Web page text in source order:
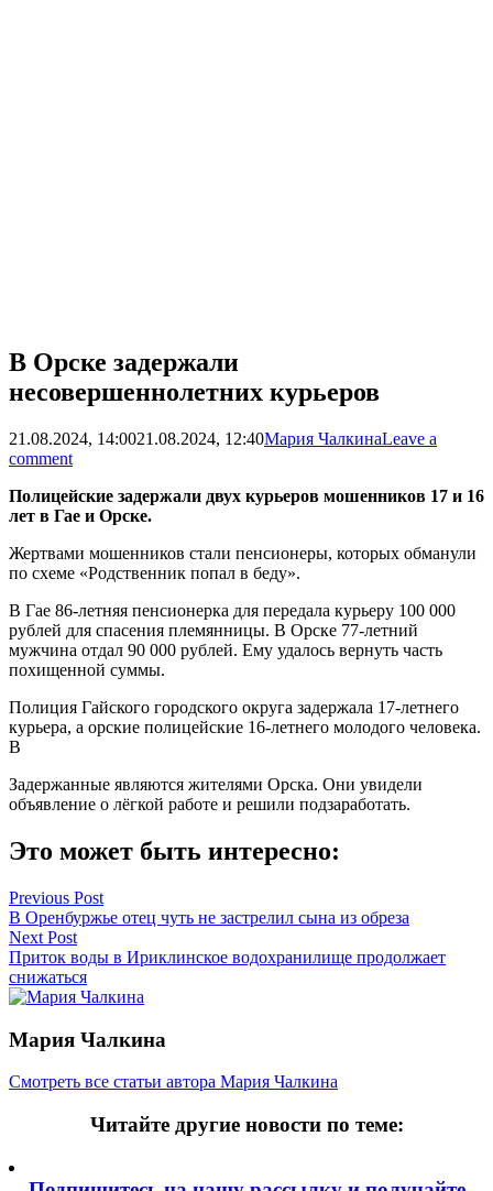
В Орске задержали
несовершеннолетних курьеров
21.08.2024, 14:0021.08.2024, 12:40Мария ЧалкинаLeave a
comment
Полицейские задержали двух курьеров мошенников 17 и 16
лет в Гае и Орске.
Жертвами мошенников стали пенсионеры, которых обманули
по схеме «Родственник попал в беду».
В Гае 86-летняя пенсионерка для передала курьеру 100 000
рублей для спасения племянницы. В Орске 77-летний
мужчина отдал 90 000 рублей. Ему удалось вернуть часть
похищенной суммы.
Полиция Гайского городского округа задержала 17-летнего
курьера, а орские полицейские 16-летнего молодого человека.
В
Задержанные являются жителями Орска. Они увидели
объявление о лёгкой работе и решили подзаработать.
Это может быть интересно:
Навигация
по
записям
Previous Post
В Оренбуржье отец чуть не застрелил сына из обреза
Next Post
Приток воды в Ириклинское водохранилище продолжает
снижаться
Мария Чалкина
Смотреть все статьи автора Мария Чалкина
Читайте другие новости по теме: